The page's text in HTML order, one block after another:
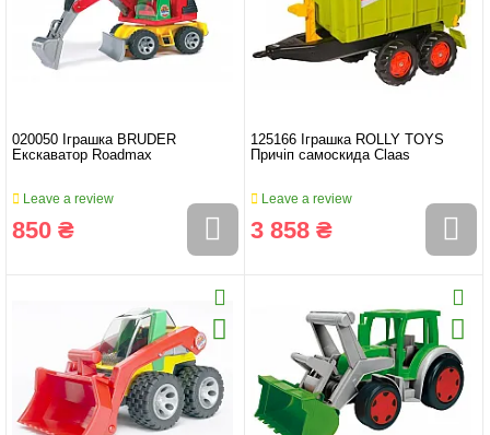
020050 Іграшка BRUDER
Екскаватор Roadmax
Leave a review
850 ₴
125166 Іграшка ROLLY TOYS
Причіп самоскида Claas
Leave a review
3 858 ₴